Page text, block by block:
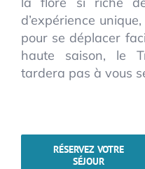
d’expérience
pour se déplacer
haute saison, le
tardera pas à vous
RÉSERVEZ VOTRE
SÉJOUR